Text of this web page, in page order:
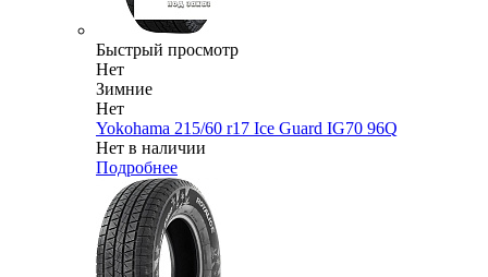
Быстрый просмотр
Нет
Зимние
Нет
Yokohama 215/60 r17 Ice Guard IG70 96Q
Нет в наличии
Подробнее